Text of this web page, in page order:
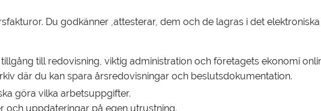
Du godkänner ,attesterar, dem och de lagras i det
till redovisning, viktig administration och företagets ekonomi
där du kan spara årsredovisningar och beslutsdokumentation.
göra vilka arbetsuppgifter.
och uppdateringar på egen utrustning.